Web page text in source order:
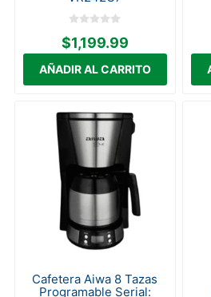
$1,199.99
Cafetera Aiwa 8 Tazas
Programable Serial: